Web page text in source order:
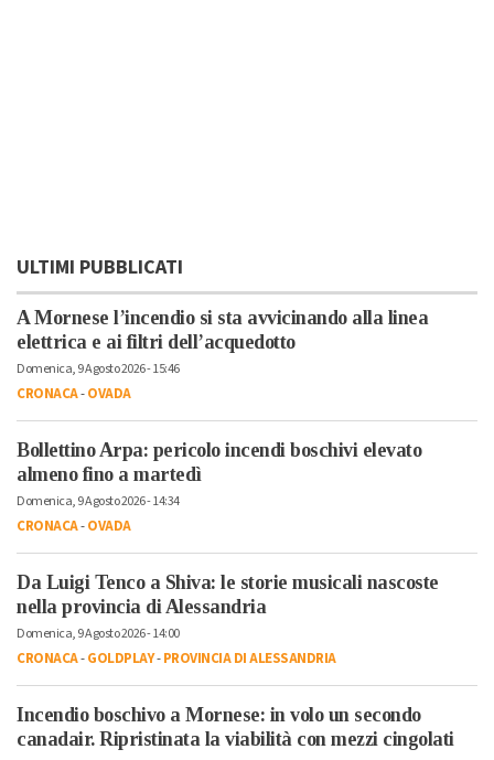
ULTIMI PUBBLICATI
A Mornese l’incendio si sta avvicinando alla linea
elettrica e ai filtri dell’acquedotto
Domenica, 9 Agosto 2026 - 15:46
CRONACA-OVADA
Bollettino Arpa: pericolo incendi boschivi elevato
almeno fino a martedì
Domenica, 9 Agosto 2026 - 14:34
CRONACA-OVADA
Da Luigi Tenco a Shiva: le storie musicali nascoste
nella provincia di Alessandria
Domenica, 9 Agosto 2026 - 14:00
CRONACA-GOLDPLAY-PROVINCIA DI ALESSANDRIA
Incendio boschivo a Mornese: in volo un secondo
canadair. Ripristinata la viabilità con mezzi cingolati